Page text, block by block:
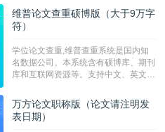
维普论文查重硕博版（大于9万字
符）
学位论文查重,维普查重系统是国内知
名数据公司。本系统含有硕博库、期刊
库和互联网资源等。支持中文、英文、
定院校！！！
万方论文职称版（论文请注明发
表日期）